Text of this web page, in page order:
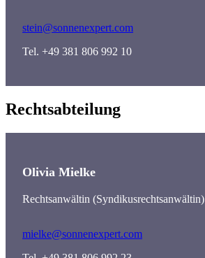
stein@sonnenexpert.com
Tel. +49 381 806 992 10
Rechtsabteilung
Olivia Mielke
Rechtsanwältin (Syndikusrechtsanwältin)
mielke@sonnenexpert.com